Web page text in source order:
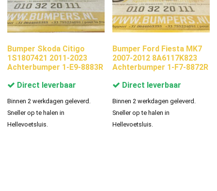
Bumper Skoda Citigo
1S1807421 2011-2023
Achterbumper 1-E9-8883R
Direct leverbaar
Binnen 2 werkdagen geleverd.
Sneller op te halen in
Hellevoetsluis.
Bumper Ford Fiesta MK7
2007-2012 8A6117K823
Achterbumper 1-F7-8872R
Direct leverbaar
Binnen 2 werkdagen geleverd.
Sneller op te halen in
Hellevoetsluis.